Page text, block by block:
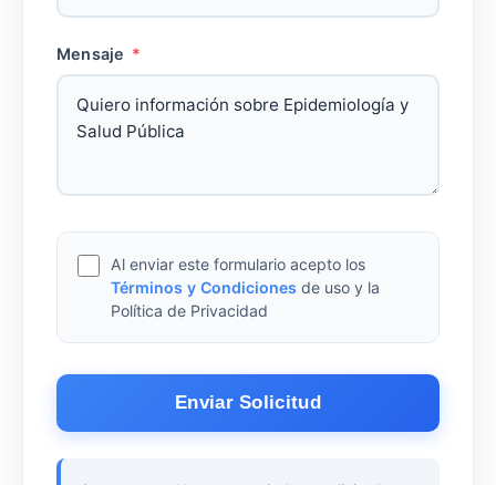
Mensaje *
Al enviar este formulario acepto los
Términos y Condiciones de uso y la
Política de Privacidad
Enviar Solicitud